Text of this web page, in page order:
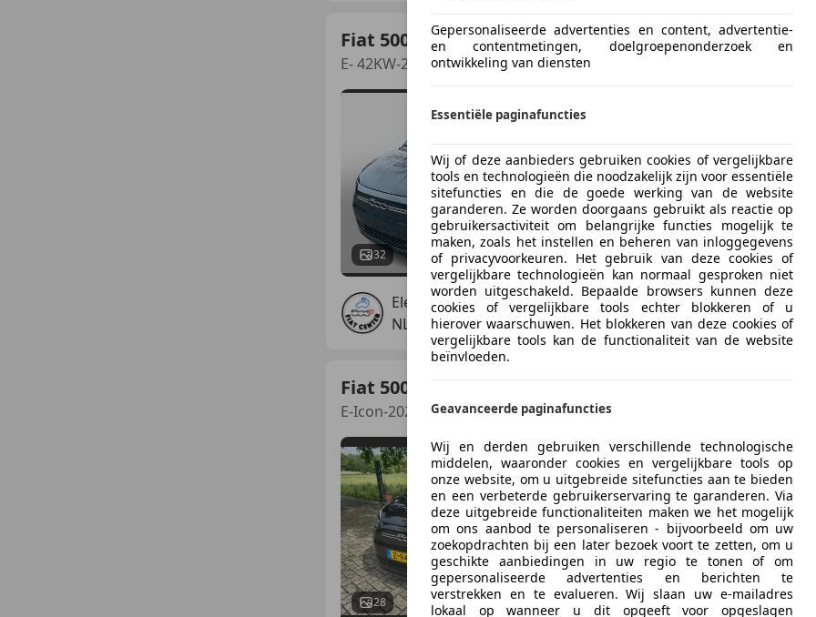
Fiat 500
E- 42KW-2023- Snelladen-Camera- Carplay-meer... -
32
€ 21.950
07/2023 12.233 km
Electric Motors B.V.
NL-1241 LR KORTENHOEF
Fiat 500
E-Icon-2022- Aanbieding/ Summer sale
28
€ 17.950
10/2022 34.319 km
Gepersonaliseerde advertenties en content, advertentie-
en contentmetingen, doelgroepenonderzoek en
ontwikkeling van diensten
Essentiële paginafuncties
Wij of deze aanbieders gebruiken cookies of vergelijkbare
tools en technologieën die noodzakelijk zijn voor essentiële
sitefuncties en die de goede werking van de website
garanderen. Ze worden doorgaans gebruikt als reactie op
gebruikersactiviteit om belangrijke functies mogelijk te
maken, zoals het instellen en beheren van inloggegevens
of privacyvoorkeuren. Het gebruik van deze cookies of
vergelijkbare technologieën kan normaal gesproken niet
worden uitgeschakeld. Bepaalde browsers kunnen deze
cookies of vergelijkbare tools echter blokkeren of u
hierover waarschuwen. Het blokkeren van deze cookies of
vergelijkbare tools kan de functionaliteit van de website
beïnvloeden.
Geavanceerde paginafuncties
Wij en derden gebruiken verschillende technologische
middelen, waaronder cookies en vergelijkbare tools op
onze website, om u uitgebreide sitefuncties aan te bieden
en een verbeterde gebruikerservaring te garanderen. Via
deze uitgebreide functionaliteiten maken we het mogelijk
om ons aanbod te personaliseren - bijvoorbeeld om uw
zoekopdrachten bij een later bezoek voort te zetten, om u
geschikte aanbiedingen in uw regio te tonen of om
gepersonaliseerde advertenties en berichten te
verstrekken en te evalueren. Wij slaan uw e-mailadres
lokaal op wanneer u dit opgeeft voor opgeslagen